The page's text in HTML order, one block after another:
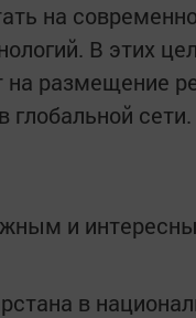
на
В этих
на размещение
глобальной сети.
и
в